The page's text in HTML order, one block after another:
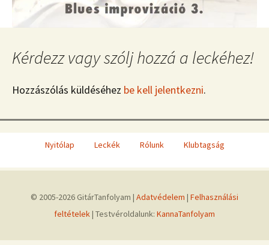
Kérdezz vagy szólj hozzá a leckéhez!
Hozzászólás küldéséhez be kell jelentkezni.
Nyitólap Leckék Rólunk Klubtagság
© 2005-2026 GitárTanfolyam | Adatvédelem | Felhasználási
feltételek | Testvéroldalunk: KannaTanfolyam